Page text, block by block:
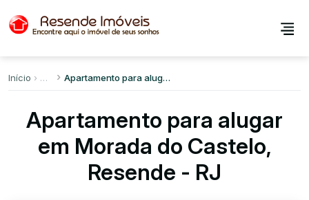
Início Apartamento para alugar em Morada do Castelo
Apartamento para alugar
em Morada do Castelo,
Resende - RJ